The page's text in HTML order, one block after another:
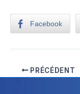
Facebook
PRÉCÉDENT